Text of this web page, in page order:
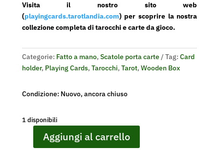
Visita il nostro sito web
(playingcards.tarotlandia.com) per scoprire la nostra
collezione completa di tarocchi e carte da gioco.
Categorie: Fatto a mano, Scatole porta carte Tag: Card
holder, Playing Cards, Tarocchi, Tarot, Wooden Box
Condizione: Nuovo, ancora chiuso
1 disponibili
CustodiAggiungi al carrello